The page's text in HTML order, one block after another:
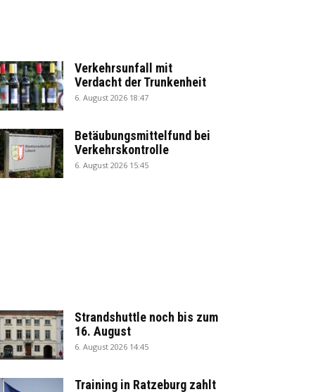
Verkehrsunfall mit
Verdacht der Trunkenheit
6. August 2026 18:47
Betäubungsmittelfund bei
Verkehrskontrolle
6. August 2026 15:45
Strandshuttle noch bis zum
16. August
6. August 2026 14:45
Training in Ratzeburg zahlt